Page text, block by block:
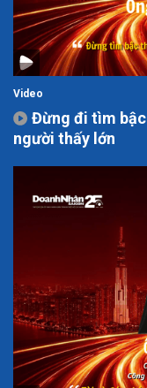
Video
Đừng đi tìm bậc
người thấy lớn